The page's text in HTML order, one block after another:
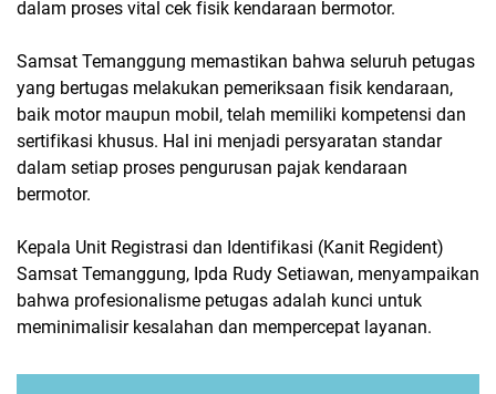
dalam proses vital cek fisik kendaraan bermotor.
Samsat Temanggung memastikan bahwa seluruh petugas
yang bertugas melakukan pemeriksaan fisik kendaraan,
baik motor maupun mobil, telah memiliki kompetensi dan
sertifikasi khusus. Hal ini menjadi persyaratan standar
dalam setiap proses pengurusan pajak kendaraan
bermotor.
Kepala Unit Registrasi dan Identifikasi (Kanit Regident)
Samsat Temanggung, Ipda Rudy Setiawan, menyampaikan
bahwa profesionalisme petugas adalah kunci untuk
meminimalisir kesalahan dan mempercepat layanan.